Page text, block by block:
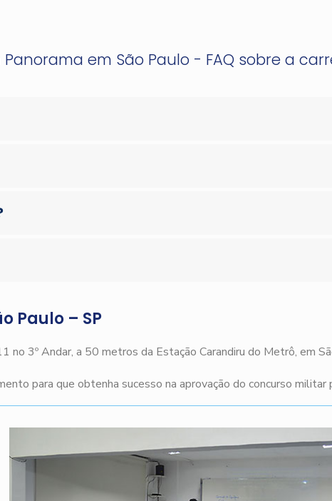
em São Paulo - FAQ sobre a
Paulo – SP
3º Andar, a 50 metros da Estação Carandiru do Metrô, em
para que obtenha sucesso na aprovação do concurso militar